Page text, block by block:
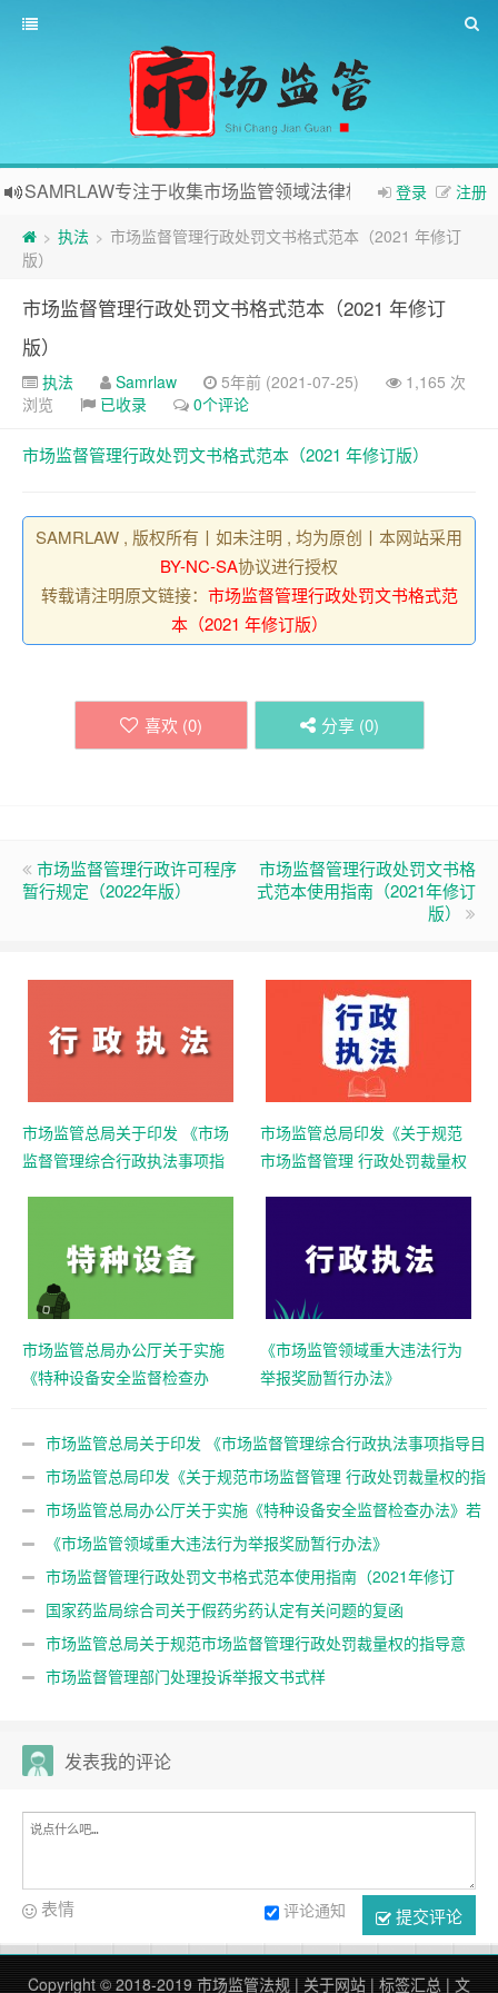
登录 注册
SAMRLAW专注于收集市场监管领域法律相关内容
> 执法 > 市场监督管理行政处罚文书格式范本（2021 年修订
版）
市场监督管理行政处罚文书格式范本（2021 年修订
版）
执法 Samrlaw 5年前 (2021-07-25)
1,165 次
浏览
已收录 0个评论
市场监督管理行政处罚文书格式范本（2021 年修订版）
SAMRLAW , 版权所有丨如未注明 , 均为原创丨本网站采用
BY-NC-SA协议进行授权
转载请注明原文链接： 市场监督管理行政处罚文书格式范
本（2021 年修订版）
喜欢 (0) 分享 (0)
市场监督管理行政许可程序
暂行规定（2022年版）
市场监督管理行政处罚文书格
式范本使用指南（2021年修订
版）
市场监管总局关于印发 《市场
监督管理综合行政执法事项指
市场监管总局印发《关于规范
市场监督管理 行政处罚裁量权
市场监管总局办公厅关于实施
《特种设备安全监督检查办
《市场监管领域重大违法行为
举报奖励暂行办法》
市场监管总局关于印发 《市场监督管理综合行政执法事项指导目
录 （2022年版）》的通知
市场监管总局印发《关于规范市场监督管理 行政处罚裁量权的指
导意见》的通知
市场监管总局办公厅关于实施《特种设备安全监督检查办法》若
干问题的意见
《市场监管领域重大违法行为举报奖励暂行办法》
市场监督管理行政处罚文书格式范本使用指南（2021年修订
版）国家药监局综合司关于假药劣药认定有关问题的复函
市场监管总局关于规范市场监督管理行政处罚裁量权的指导意
见 市场监督管理部门处理投诉举报文书式样
发表我的评论
提交评论
评论通知
表情
Copyright © 2018-2019 市场监管法规 | 关于网站 | 标签汇总 | 文